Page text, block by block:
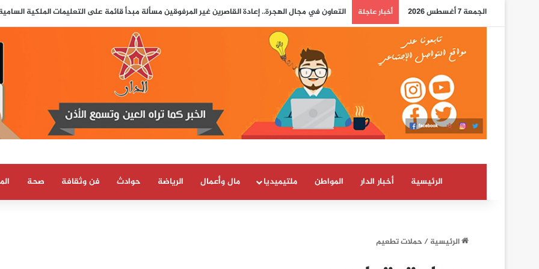
الجمعة 7 أغسطس 2026 أخبار عاجلة التعاون في مجال الهجرة.. إعادة القاصرين غير المرفوقين مسألة مبدأ قائمة على التعليمات الملكية
الرئيسية أخبار الدار المواطن ملتيميديا مال وأعمال الرياضة حوادث فن وثقافة صحة
الرئيسية/حملات تطعيم